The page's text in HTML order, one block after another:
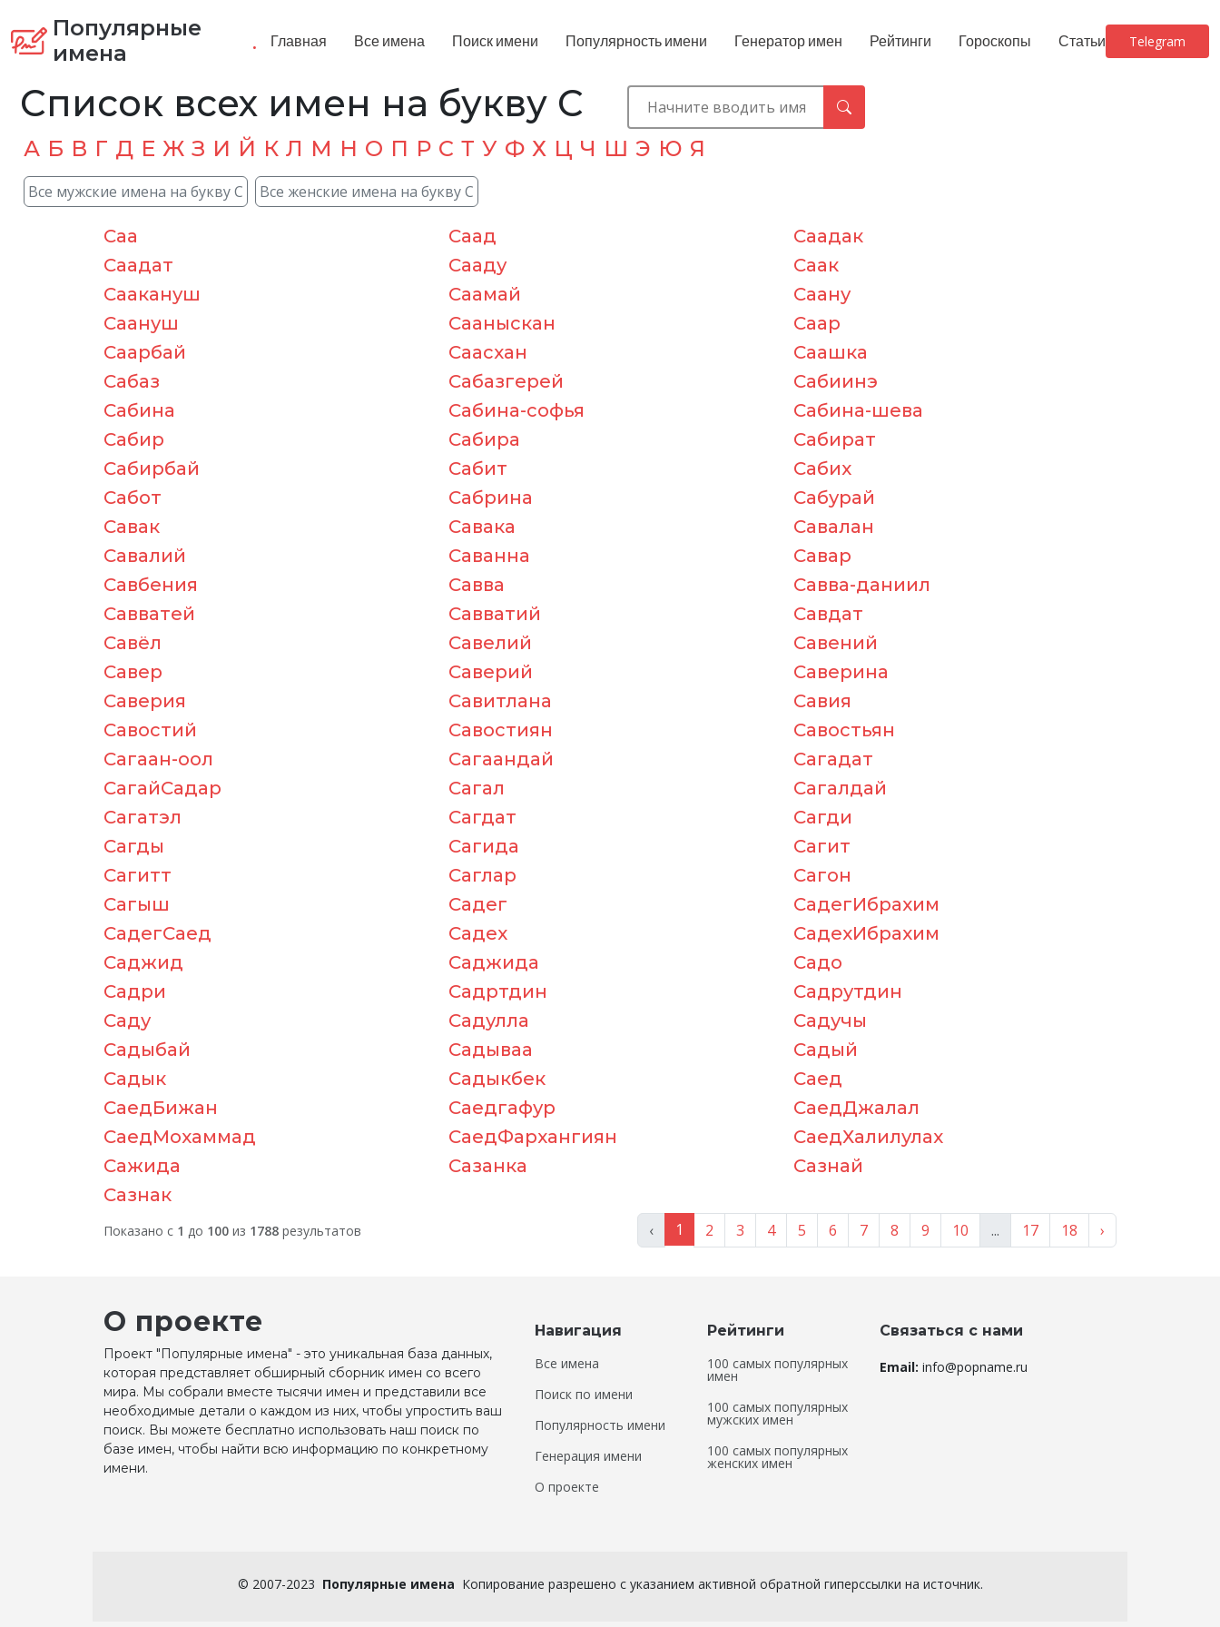
Популярные
имена
. Главная Все имена Поиск имени Популярность имени Генератор имен Рейтинги Гороскопы Статьи Telegram
Список всех имен на букву С
А Б В Г Д Е Ж З И Й К Л М Н О П Р С Т У Ф Х Ц Ч Ш Э Ю Я
Все мужские имена на букву С Все женские имена на букву С
Саа Саад
Саадак
Саадат
Сааду
Саак
Саакануш
Саамай
Саану
Саануш
Сааныскан
Саар
Саарбай
Саасхан
Саашка
Сабаз
Сабазгерей
Сабиинэ
Сабина
Сабина-софья
Сабина-шева
Сабир
Сабира
Сабират
Сабирбай
Сабит
Сабих
Сабот
Сабрина
Сабурай
Савак
Савака
Савалан
Савалий
Саванна
Савар
Савбения
Савва
Савва-даниил
Савватей
Савватий
Савдат
Савёл
Савелий
Савений
Савер
Саверий
Саверина
Саверия
Савитлана
Савия
Савостий
Савостиян
Савостьян
Сагаан-оол
Сагаандай
Сагадат
СагайСадар
Сагал
Сагалдай
Сагатэл
Сагдат
Сагди
Сагды
Сагида
Сагит
Сагитт
Саглар
Сагон
Сагыш
Садег
СадегИбрахим
СадегСаед
Садех
СадехИбрахим
Саджид
Саджида
Садо
Садри
Садртдин
Садрутдин
Саду
Садулла
Садучы
Садыбай
Садываа
Садый
Садык
Садыкбек
Саед
СаедБижан
Саедгафур
СаедДжалал
СаедМохаммад
СаедФархангиян
СаедХалилулах
Сажида
Сазанка
Сазнай
Сазнак
Показано с 1 до 100 из 1788 результатов ‹ 1 2 3 4 5 6 7 8 9 10 ... 17 18 ›
О проекте
Проект "Популярные имена" - это уникальная база данных,
которая представляет обширный сборник имен со всего
мира. Мы собрали вместе тысячи имен и представили все
необходимые детали о каждом из них, чтобы упростить ваш
поиск. Вы можете бесплатно использовать наш поиск по
базе имен, чтобы найти всю информацию по конкретному
имени.
Навигация
Все имена
Поиск по имени
Популярность имени
Генерация имени
О проекте
Рейтинги
100 самых популярных
имен
100 самых популярных
мужских имен
100 самых популярных
женских имен
Связаться с нами
Email: info@popname.ru
© 2007-2023 Популярные имена Копирование разрешено с указанием активной обратной гиперссылки на источник.